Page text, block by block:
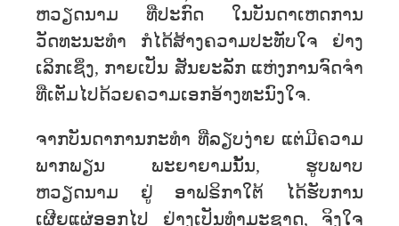
ຫວຽດນາມ ທີ່ປະກົດ ໃນບັນດາເຫດການ
ວັດທະນະທຳ ກໍໄດ້ສ້າງຄວາມປະທັບໃຈ ຢ່າງ
ເລິກເຊິ່ງ, ກາຍເປັນ ສັນຍະລັກ ແຫ່ງການຈົດຈຳ
ທີ່ເຕັມໄປດ້ວຍຄວາມເອກອ້າງທະນົງໃຈ.
ຈາກບັນດາການກະທຳ ທີ່ລຽບງ່າຍ ແຕ່ມີຄວາມ
ພາກພຽນ ພະຍາຍາມນັ້ນ, ຮູບພາບ
ຫວຽດນາມ ຢູ່ ອາຟຣິກາໃຕ້ ໄດ້ຮັບການ
ເຜີຍແຜ່ອອກໄປ ຢ່າງເປັນທຳມະຊາດ, ຈິງໃຈ